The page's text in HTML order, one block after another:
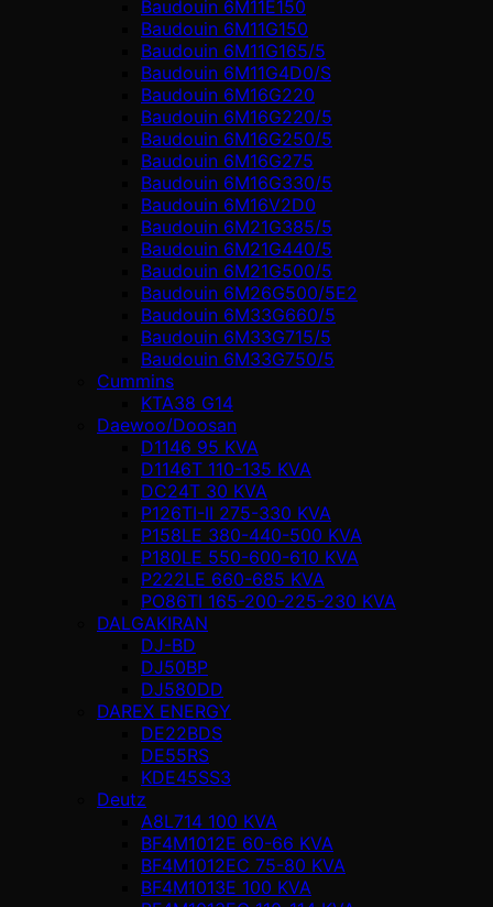
Baudouin 6M11E150
Baudouin 6M11G150
Baudouin 6M11G165/5
Baudouin 6M11G4D0/S
Baudouin 6M16G220
Baudouin 6M16G220/5
Baudouin 6M16G250/5
Baudouin 6M16G275
Baudouin 6M16G330/5
Baudouin 6M16V2D0
Baudouin 6M21G385/5
Baudouin 6M21G440/5
Baudouin 6M21G500/5
Baudouin 6M26G500/5E2
Baudouin 6M33G660/5
Baudouin 6M33G715/5
Baudouin 6M33G750/5
Cummins
KTA38 G14
Daewoo/Doosan
D1146 95 KVA
D1146T 110-135 KVA
DC24T 30 KVA
P126TI-II 275-330 KVA
P158LE 380-440-500 KVA
P180LE 550-600-610 KVA
P222LE 660-685 KVA
PO86TI 165-200-225-230 KVA
DALGAKIRAN
DJ-BD
DJ50BP
DJ580DD
DAREX ENERGY
DE22BDS
DE55RS
KDE45SS3
Deutz
A8L714 100 KVA
BF4M1012E 60-66 KVA
BF4M1012EC 75-80 KVA
BF4M1013E 100 KVA